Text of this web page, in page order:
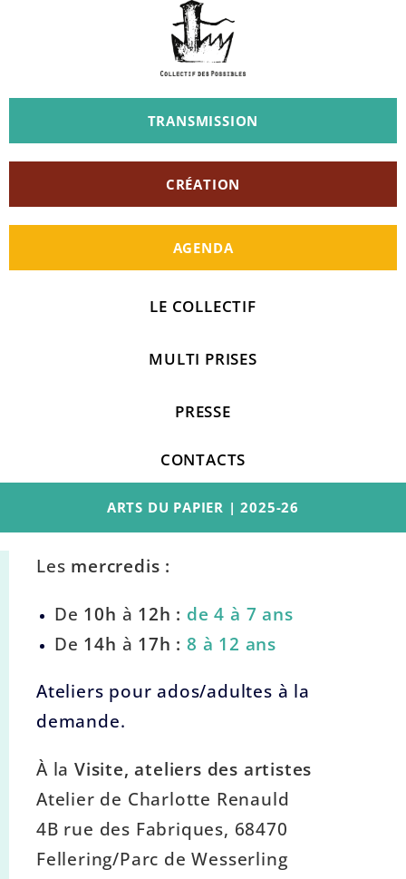
TRANSMISSION
CRÉATION
AGENDA
LE COLLECTIF
MULTI PRISES
PRESSE
CONTACTS
ARTS DU PAPIER | 2025-26
Les mercredis :
De 10h à 12h : de 4 à 7 ans
De 14h à 17h : 8 à 12 ans
Ateliers pour ados/adultes à la
demande.
À la Visite, ateliers des artistes
Atelier de Charlotte Renauld
4B rue des Fabriques, 68470
Fellering/Parc de Wesserling